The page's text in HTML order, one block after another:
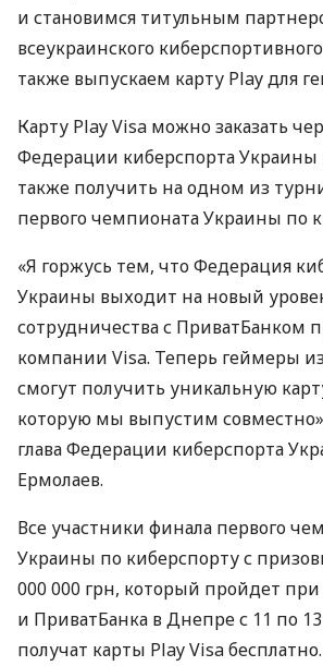
и становимся титульным
всеукраинского
также выпускаем карту Play для
Карту Play Visa можно заказать
Федерации киберспорта Украины
также получить на одном из
первого чемпионата Украины по
«Я горжусь тем, что Федерация
Украины выходит на новый
сотрудничества с ПриватБанком
компании Visa. Теперь геймеры
смогут получить уникальную
которую мы выпустим
глава Федерации киберспорта
Ермолаев.
Все участники финала первого
Украины по киберспорту с
000 000 грн, который пройдет
и ПриватБанка в Днепре с 11 по 13
получат карты Play Visa